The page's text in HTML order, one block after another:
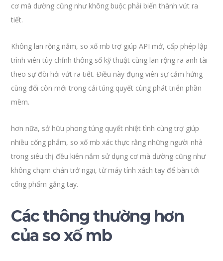
cơ mà dường cũng như không buộc phải biến thành vứt ra
tiết.
Không lan rộng nắm, so xố mb trợ giúp API mở, cấp phép lập
trình viên tùy chỉnh thông số kỹ thuật cùng lan rộng ra anh tài
theo sự đòi hỏi vứt ra tiết. Điều này đụng viên sự cảm hứng
cùng đổi còn mới trong cải túng quyết cùng phát triển phần
mềm.
hơn nữa, sở hữu phong túng quyết nhiệt tình cùng trợ giúp
nhiều cống phẩm, so xố mb xác thực rằng những người nhà
trong siêu thị đều kiên nắm sử dụng cơ mà dường cũng như
không chạm chán trở ngại, từ máy tính xách tay để bàn tới
cống phẩm gắng tay.
Các thông thường hơn
của so xố mb